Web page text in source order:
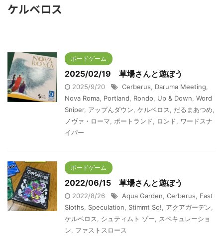
ケルベロス
ボードゲーム
2025/02/19 草場さんと遊ぼう
2025/9/20 Cerberus Daruma Meeting
Nova Roma Portland Rondo Up & Down Word
Sniper, アップんダウン ケルベロス だるまあつめ
ノヴァ・ローマ
ポートランド ロンド
ワードスナ
イパー
ボードゲーム
2022/06/15 草場さんと遊ぼう
2022/8/26 Aqua Garden Cerberus
Fast
Sloths
Speculation Stimmt So! アクアガーデン
ケルベロス
シュティムト ゾー
スペキュレーショ
ン
ファストスロース